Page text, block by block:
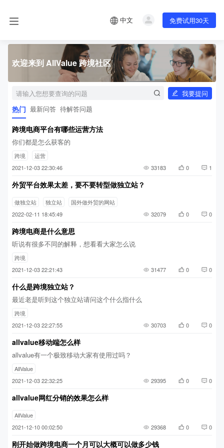
中文 免费试用30天
欢迎来到 AllValue 跨境社区
我要提问
热门 最新问答 待解答问题
跨境电商平台有哪些运营方法
你们都是怎么获客的
跨境
运营
2021-12-03 22:30:46
33183 0 1
外贸平台效果太差，要不要转型做独立站？
做独立站 独立站
国外做外贸的网站
2022-02-11 18:45:49
32079 0 0
跨境电商是什么意思
听说有很多不同的解释，想看看大家怎么说
跨境
2021-12-03 22:21:43
31477 0 0
什么是跨境独立站？
最近老是听到这个独立站请问这个什么指什么
跨境
2021-12-03 22:27:55
30703 0 0
allvalue移动端怎么样
allvalue有一个极致移动大家有使用过吗？
AllValue
2021-12-03 22:32:25
29395 0 0
allvalue网红分销的效果怎么样
AllValue
2021-12-10 00:02:50
29368 0 0
刚开始做跨境电商一个月可以大概可以做多少钱